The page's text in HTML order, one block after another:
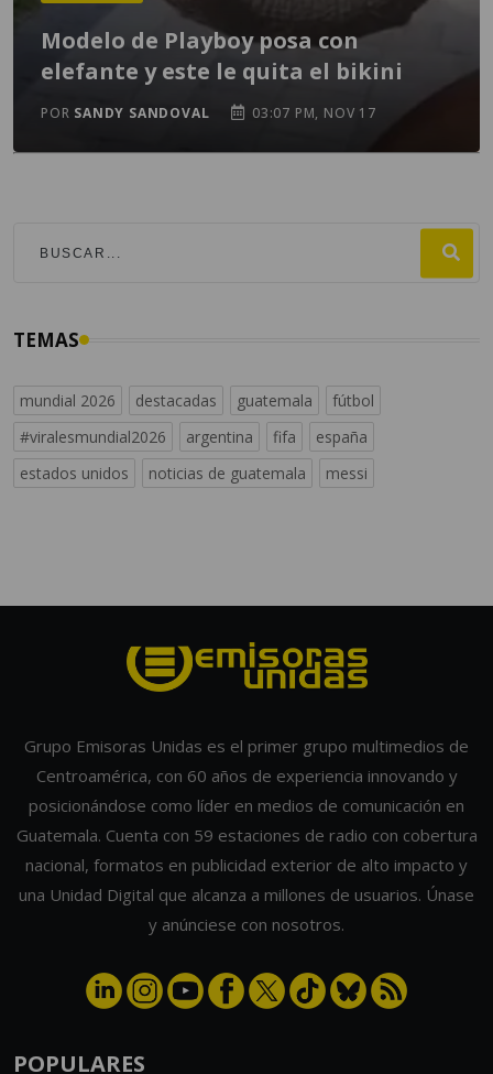
Modelo de Playboy posa con
elefante y este le quita el bikini
POR SANDY SANDOVAL 03:07 PM, NOV 17
TEMAS
mundial 2026 destacadas guatemala
fútbol
#viralesmundial2026
argentina fifa
españa
estados unidos
noticias de guatemala messi
Grupo Emisoras Unidas es el primer grupo multimedios de
Centroamérica, con 60 años de experiencia innovando y
posicionándose como líder en medios de comunicación en
Guatemala. Cuenta con 59 estaciones de radio con cobertura
nacional, formatos en publicidad exterior de alto impacto y
una Unidad Digital que alcanza a millones de usuarios. Únase
y anúnciese con nosotros.
POPULARES